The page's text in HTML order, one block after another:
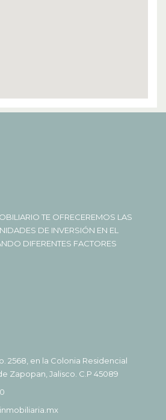
TE OFRECEREMOS LAS
DE INVERSIÓN EN EL
DIFERENTES FACTORES
2568, en la Colonia Residencial
Zapopan, Jalisco. C.P 45089